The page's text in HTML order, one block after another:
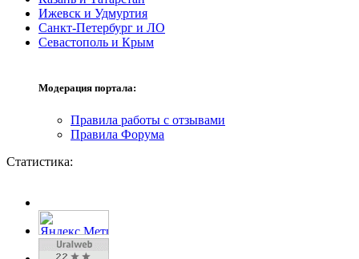
Ижевск и Удмуртия
Санкт-Петербург и ЛО
Севастополь и Крым
Модерация портала:
Правила работы с отзывами
Правила Форума
Статистика: